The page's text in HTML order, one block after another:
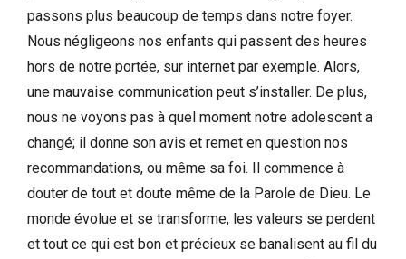
passons plus beaucoup de temps dans notre foyer.
Nous négligeons nos enfants qui passent des heures
hors de notre portée, sur internet par exemple. Alors,
une mauvaise communication peut s’installer. De plus,
nous ne voyons pas à quel moment notre adolescent a
changé; il donne son avis et remet en question nos
recommandations, ou même sa foi. Il commence à
douter de tout et doute même de la Parole de Dieu. Le
monde évolue et se transforme, les valeurs se perdent
et tout ce qui est bon et précieux se banalisent au fil du